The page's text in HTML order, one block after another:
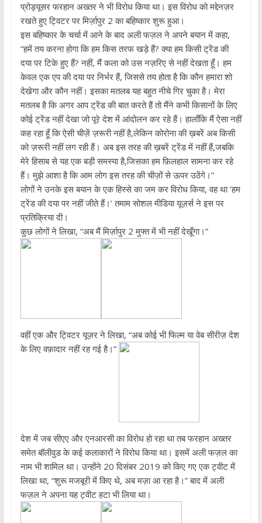
प्रोड्यूसर फरहान अख्तर ने भी विरोध किया था। इस विरोध को मद्देनज़र
रखते हुए ट्विटर पर मिर्ज़ापुर 2 का बहिष्कार शुरू हुआ।
इस बहिष्कार के चर्चा में आने के बाद अली फज़ल ने अपने बयान में कहा,
“हमें तय करना होगा कि हम किस तरफ खड़े हैं? क्या हम किसी ट्रेंड की
दया पर टिके हुए हैं? नहीं, मैं कला को उस नज़रिए से नहीं देखता हूँ। हम
केवल एक एप की दया पर निर्भर हैं, जिससे तय होता है कि कौन हमारा शो
देखेगा और कौन नहीं। इसका मतलब यह बहुत नीचे गिर चुका है। मेरा
मतलब है कि अगर आप ट्रेंड की बात करते हैं तो मैंने कभी किसानों के लिए
कोई ट्रेंड नहीं देखा जो पूरे देश में आंदोलन कर रहे हैं। हालाँकि मैं ऐसा नहीं
कह रहा हूँ कि ऐसी चीज़ें ज़रूरी नहीं है,लेकिन कोरोना की ख़बरें अब किसी
को ज़रूरी नहीं लग रही हैं। अब इस तरह की ख़बरें ट्रेंड में नहीं हैं,जबकि
मेरे हिसाब से यह एक बड़ी समस्या है,जिसका हम फ़िलहाल सामना कर रहे
हैं। मुझे आशा है कि आम लोग इस तरह की चीज़ों से ऊपर उठेंगे।”
लोगों ने उनके इस बयान के एक हिस्से का जम कर विरोध किया, वह था ‘हम
ट्रेंड की दया पर नहीं जीते हैं।’ तमाम सोशल मीडिया यूज़र्स ने इस पर
प्रतिक्रिया दी।
कुछ लोगों ने लिखा, “अब मैं मिर्ज़ापुर 2 मुफ्त में भी नहीं देखूँगा।”
वहीं एक और ट्विटर यूज़र ने लिखा, “अब कोई भी फिल्म या वेब सीरीज़ देश
के लिए वफ़ादार नहीं रह गई है।”
देश में जब सीएए और एनआरसी का विरोध हो रहा था तब फरहान अख्तर
समेत बॉलीवुड के कई कलाकारों ने विरोध किया था। इसमें अली फज़ल का
नाम भी शामिल था। उन्होंने 20 दिसंबर 2019 को किए गए एक ट्वीट में
लिखा था, “शुरू मजबूरी में किए थे, अब मज़ा आ रहा है।” बाद में अली
फज़ल ने अपना यह ट्वीट हटा भी लिया था।